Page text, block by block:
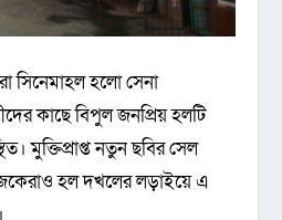
সিনেমাহল হলো সেনা
কাছে বিপুল জনপ্রিয় হলটি
মুক্তিপ্রাপ্ত নতুন ছবির সেল
হল দখলের লড়াইয়ে এ